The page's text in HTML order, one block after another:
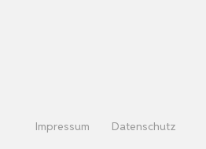
Impressum Datenschutz